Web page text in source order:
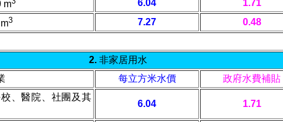
m 6.04 1.71
3 7.27 0.48
2. 非家居用水
每立方米水價 政府水費補貼
、醫院、社團及其
6.04 1.71